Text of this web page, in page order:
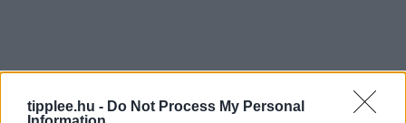
tipplee.hu - Do Not Process My Personal